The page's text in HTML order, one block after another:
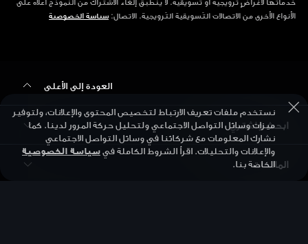
الأنواع الأخرى من الاتصالات التّسويقية التّرويجية. الاتصال: سياسة الخصوصية
العودة إلى الأعلى
ابحث واشتري
الطرازات
المالكات
نستخدم ملفات تعريف الارتباط لتخصيص المحتوى والإعلانات، ولتوفير
ميزات وسائل التواصل الاجتماعي ولتحليل حركة المرور لدينا. كما
نشارك المعلومات مع شركائنا في وسائل التواصل الاجتماعي
والإعلانات والتحليلات. اقرأ الشروط الكاملة فيسياسة الخصوصية
الخاصة بنا.